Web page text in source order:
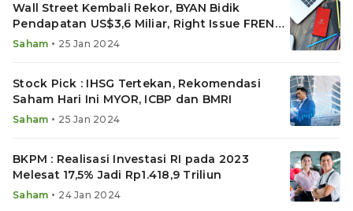
Wall Street Kembali Rekor, BYAN Bidik
Pendapatan US$3,6 Miliar, Right Issue FREN
Rp8,57 Triliun
Saham • 25 Jan 2024
Stock Pick : IHSG Tertekan, Rekomendasi
Saham Hari Ini MYOR, ICBP dan BMRI
Saham • 25 Jan 2024
BKPM : Realisasi Investasi RI pada 2023
Melesat 17,5% Jadi Rp1.418,9 Triliun
Saham • 24 Jan 2024